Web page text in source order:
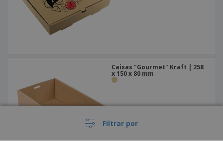
Filtrar por
Caixas "Gourmet" Kraft | 258
x 150 x 80 mm